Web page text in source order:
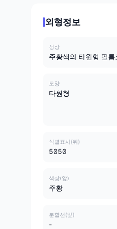
외형정보
성상
주황색의 타원형 필름
모양
타원형
식별표시(뒤)
5050
색상(앞)
주황
분할선(앞)
-